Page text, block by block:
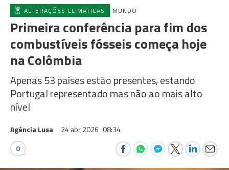
ALTERAÇÕES CLIMÁTICAS MUNDO
Primeira conferência para fim dos
combustíveis fósseis começa hoje
na Colômbia
Apenas 53 países estão presentes, estando
Portugal representado mas não ao mais alto
nível
Agência Lusa 24 abr 2026 08:34
0